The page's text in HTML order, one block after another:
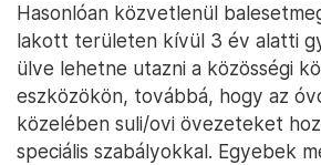
Hasonlóan közvetlenül
lakott területen kívül 3 év alatti
ülve lehetne utazni a közösségi
eszközökön, továbbá, hogy az
közelében suli/ovi övezeteket
speciális szabályokkal. Egyebek